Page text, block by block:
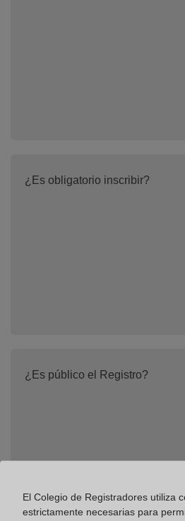
¿Es obligatorio inscribir?
¿Es público el Registro?
El Colegio de Registradores utiliza
estrictamente necesarias para